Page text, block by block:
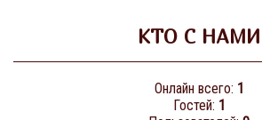
КТО С НАМИ
Онлайн всего: 1
Гостей: 1